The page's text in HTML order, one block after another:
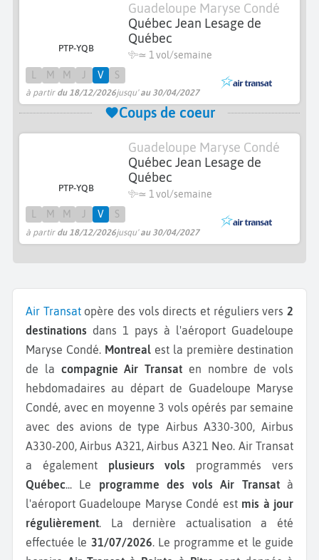
PTP-YQB
Guadeloupe Maryse Condé
Québec Jean Lesage de
Québec
≃ 1 vol/semaine
à partir du 18/12/2026jusqu'au 30/04/2027
M M V S
Coups de coeur
PTP-YQB
Guadeloupe Maryse Condé
Québec Jean Lesage de
Québec
≃ 1 vol/semaine
à partir du 18/12/2026jusqu'au 30/04/2027
M M V S
Air Transatopère des vols directs et réguliers vers2
destinations dans 1 pays à l'aéroport Guadeloupe
Maryse Condé. Montreal est la première destination
de la compagnie Air Transat en nombre de vols
hebdomadaires au départ de Guadeloupe Maryse
Condé, avec en moyenne 3 vols opérés par semaine
avec des avions de type Airbus A330-300, Airbus
A330-200, Airbus A321, Airbus A321 Neo. Air Transat
a également plusieurs vols programmés vers
Québec... Le programme des vols Air Transatà
l'aéroport Guadeloupe Maryse Condé est mis à jour
régulièrement. La dernière actualisation a été
effectuée le 31/07/2026. Le programme et le guide